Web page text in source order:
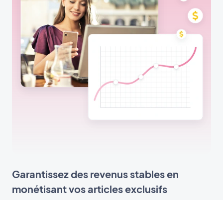
Garantissez des revenus stables en
monétisant vos articles exclusifs